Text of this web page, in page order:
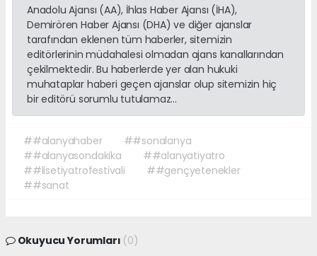
Anadolu Ajansı (AA), İhlas Haber Ajansı (İHA),
Demirören Haber Ajansı (DHA) ve diğer ajanslar
tarafından eklenen tüm haberler, sitemizin
editörlerinin müdahalesi olmadan ajans kanallarından
çekilmektedir. Bu haberlerde yer alan hukuki
muhataplar haberi geçen ajanslar olup sitemizin hiç
bir editörü sorumlu tutulamaz...
##alanyahaber
##sonalanya
##alanyasondakika
##alanyatiyatro
##lisetiyatrofestivali
##gençyetenekler
##sanat
Okuyucu Yorumları (0)